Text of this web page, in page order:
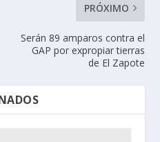
PRÓXIMO
Serán 89 amparos contra el
GAP por expropiar tierras
de El Zapote